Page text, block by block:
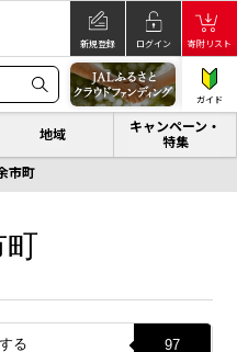
新規登録 ログイン 寄附リスト
ガイド
地域
キャンペーン・
特集
市町
る 97